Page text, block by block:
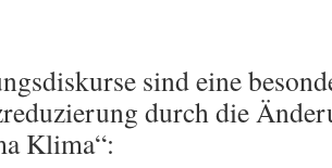
sind eine
durch die
Klima“: